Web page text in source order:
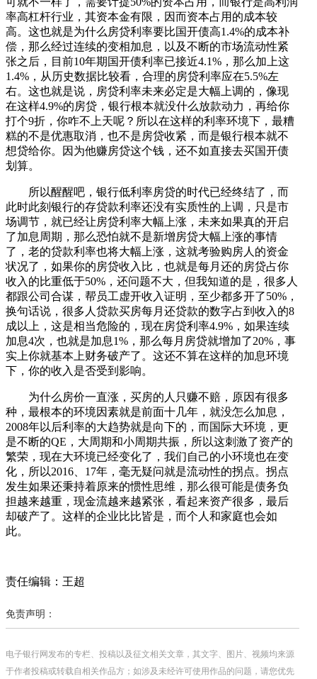
率高杠杆行业，其资本金有限，因而资本占用的成本较
高。这也就是为什么房贷利率要比国开债高1.4%的成本补
偿，那么经过连续的变相加息，以及不断的市场流动性紧
张之后，目前10年期国开债利率已接近4.1%，那么加上这
1.4%，从历史数据比较看，合理的房贷利率应在5.5%左
右。这也就是说，房贷利率未来必定是大幅上调的，像现
在这样4.9%的房贷，银行根本就没什么放款动力，再给你
打个9折，你咋不上天呢？所以在这样的利率环境下，最糟
糕的不是优惠取消，也不是房贷收紧，而是银行根本就不
想贷给你。因为他赚房贷这个钱，还不如直接去买国开债
划算。
所以醒醒吧，银行低利率房贷的时代已经终结了，而
此时此刻银行的存贷款利率还没有实质性的上调，只是市
场调节，就已经让房贷利率大幅上涨，未来如果真的开启
了加息周期，那么恐怕就不是新增房贷大幅上涨的事情
了，老的贷款利率也将大幅上涨，这就考验购房人的资金
状况了，如果你的房贷收入比，也就是每月还的房贷占你
收入的比重低于50%，还问题不大，但我知道的是，很多人
都跟公司合谋，帮员工虚开收入证明，至少都多开了50%，
换句话说，很多人贷款买房每月还贷款的数字占到收入的8
成以上，这是相当危险的，现在房贷利率4.9%，如果连续
加息4次，也就是加息1%，那么每月房贷就增加了20%，事
实上你就基本上财务破产了。这还不算在这样的加息环境
下，你的收入是否受到影响。
为什么房价一直涨，买房的人只赚不赔，原因有很多
种，最根本的环境因素就是前面十几年，就没怎么加息，
2008年以后利率的大趋势就是向下的，而国际大环境，更
是不断的QE，大周期和小周期共振，所以这刺激了资产的
繁荣，现在大环境已经变化了，我们自己的小环境也在变
化，所以2016、17年，毫无疑问就是流动性的拐点。拐点
发生如果还秉持着原来的惯性思维，那么很可能是债务负
担越来越重，现金流越来越紧张，看起来资产很多，最后
却破产了。这样的企业比比皆是，而个人和家庭也会如
此。
责任编辑：王超
免责声明：
电子银行网发布的专栏、投稿以及征文相关文章，其文字、图片、视频均来源
于作者投稿或转载自相关作品方；如涉及未经许可使用作品的问题，请您优先